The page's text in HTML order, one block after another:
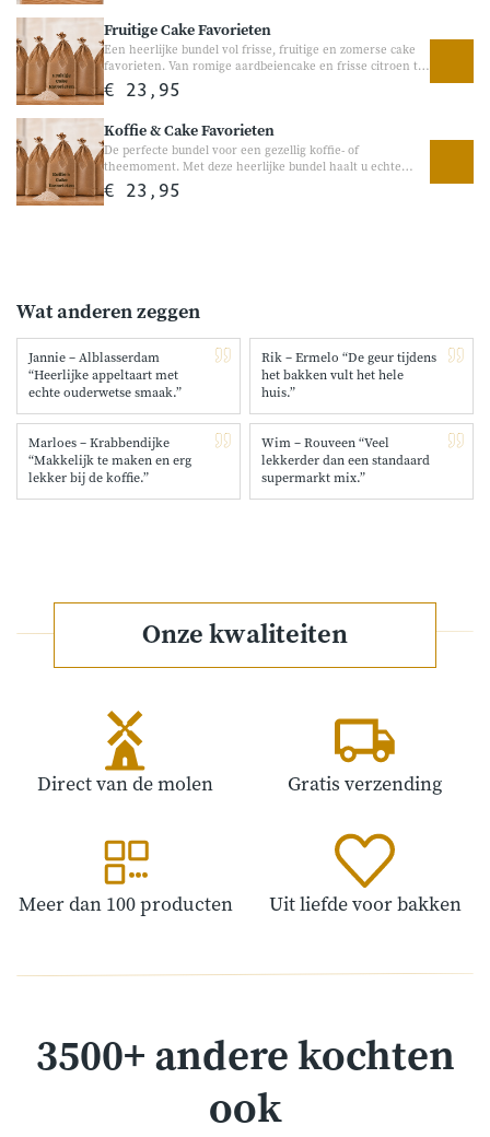
voor uw eigen variatie.
Fruitige Cake Favorieten
Een heerlijke bundel vol frisse, fruitige en zomerse cake
favorieten. Van romige aardbeiencake en frisse citroen tot
appeltaart en bananenbrood, met deze bundel bakt u thuis
eenvoudig de lekkerste zoete traktaties. Perfect voor bij de
thuis. Vol fruitige smaken en heerlijke variatie voor iedere
thuisbakker. Frisse en fruitige bakfavorieten Perfect voor
gezellige bakmomenten thuis
€ 23,95
Koffie & Cake Favorieten
De perfecte bundel voor een gezellig koffie- of
theemoment. Met deze heerlijke bundel haalt u echte
Hollandse bakfavorieten in huis. Van ambachtelijke cake
en boterkoek tot stroopwafel en kruidkoek — heerlijk voor
€ 23,95
Wat anderen zeggen
Jannie – Alblasserdam
“Heerlijke appeltaart met
echte ouderwetse smaak.”
Rik – Ermelo “De geur tijdens
het bakken vult het hele
huis.”
Marloes – Krabbendijke
“Makkelijk te maken en erg
lekker bij de koffie.”
Wim – Rouveen “Veel
lekkerder dan een standaard
supermarkt mix.”
Onze kwaliteiten
Direct van de molen Gratis verzending
Meer dan 100 producten Uit liefde voor bakken
3500+ andere kochten
ook